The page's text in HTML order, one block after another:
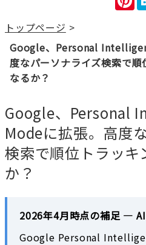
トップページ >
Google、Personal
度なパーソナライズ検索で
なるか？
Google、Personal
Modeに拡張。高度
検索で順位トラッキ
か？
2026年4月時点の補足 —
Google Personal